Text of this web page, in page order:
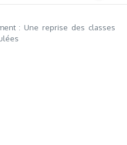
: Une reprise des classes